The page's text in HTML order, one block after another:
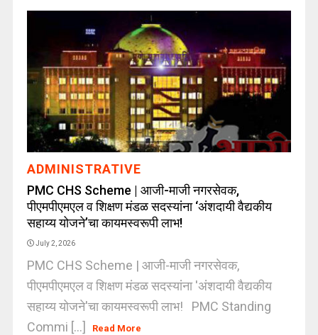
ADMINISTRATIVE
PMC CHS Scheme | आजी-माजी नगरसेवक,
पीएमपीएमएल व शिक्षण मंडळ सदस्यांना ‘अंशदायी वैद्यकीय
सहाय्य योजने’चा कायमस्वरूपी लाभ!
July 2, 2026
PMC CHS Scheme | आजी-माजी नगरसेवक,
पीएमपीएमएल व शिक्षण मंडळ सदस्यांना 'अंशदायी वैद्यकीय
सहाय्य योजने'चा कायमस्वरूपी लाभ! PMC Standing
Commi [...]
Read More